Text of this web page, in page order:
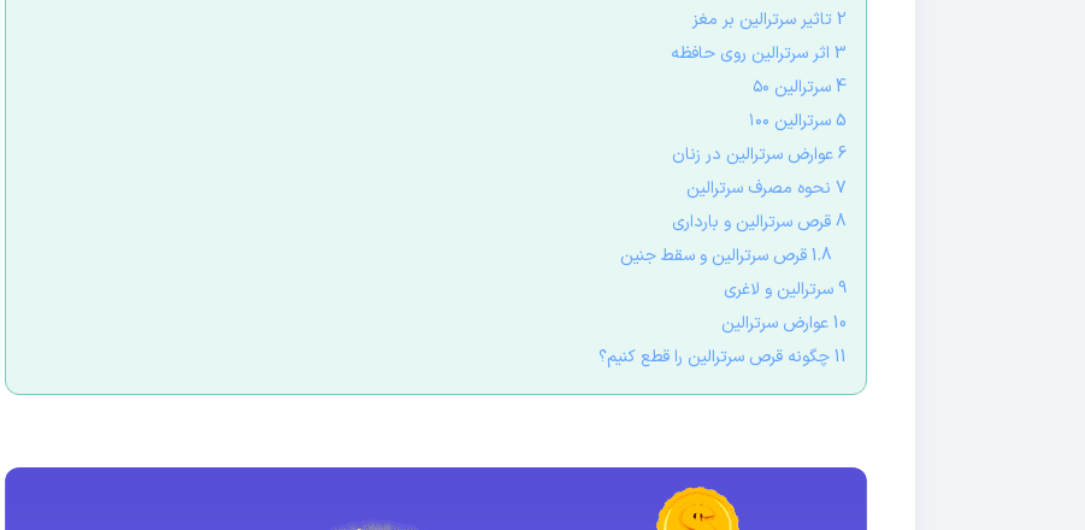
2 تاثیر سرترالین بر مغز
3 اثر سرترالین روی حافظه
4 سرترالین ۵۰
5 سرترالین ۱۰۰
6 عوارض سرترالین در زنان
7 نحوه مصرف سرترالین
8 قرص سرترالین و بارداری
1.8 قرص سرترالین و سقط جنین
9 سرترالین و لاغری
10 عوارض سرترالین
11 چگونه قرص سرترالین را قطع کنیم؟